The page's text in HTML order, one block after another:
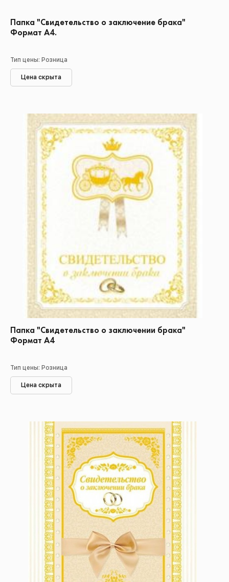
Папка "Свидетельство о заключение брака"
Формат А4.
Тип цены: Розница
Цена скрыта
Папка "Свидетельство о заключении брака"
Формат А4
Тип цены: Розница
Цена скрыта